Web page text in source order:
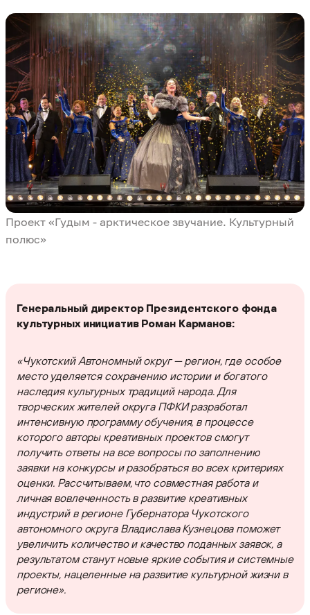
Проект «Гудым - арктическое звучание. Культурный
полюс»
Генеральный директор Президентского фонда
культурных инициатив Роман Карманов:
«Чукотский Автономный округ — регион, где особое
место уделяется сохранению истории и богатого
наследия культурных традиций народа. Для
творческих жителей округа ПФКИ разработал
интенсивную программу обучения, в процессе
которого авторы креативных проектов смогут
получить ответы на все вопросы по заполнению
заявки на конкурсы и разобраться во всех критериях
оценки. Рассчитываем, что совместная работа и
личная вовлеченность в развитие креативных
индустрий в регионе Губернатора Чукотского
автономного округа Владислава Кузнецова поможет
увеличить количество и качество поданных заявок, а
результатом станут новые яркие события и системные
проекты, нацеленные на развитие культурной жизни в
регионе».